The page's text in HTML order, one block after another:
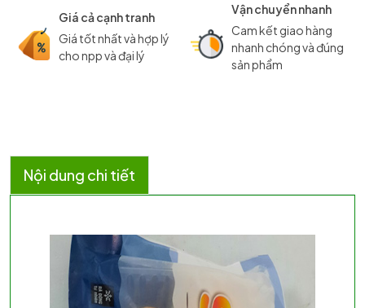
Giá cả cạnh tranh
Giá tốt nhất và hợp lý
cho npp và đại lý
Vận chuyển nhanh
Cam kết giao hàng
nhanh chóng và đúng
sản phẩm
Nội dung chi tiết